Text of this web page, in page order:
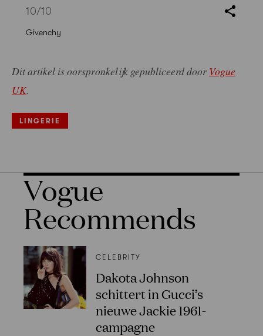
10/10
Givenchy
Dit artikel is oorspronkelijk gepubliceerd door Vogue
UK.
LINGERIE
Vogue
Recommends
CELEBRITY
Dakota Johnson
schittert in Gucci’s
nieuwe Jackie 1961-
campagne